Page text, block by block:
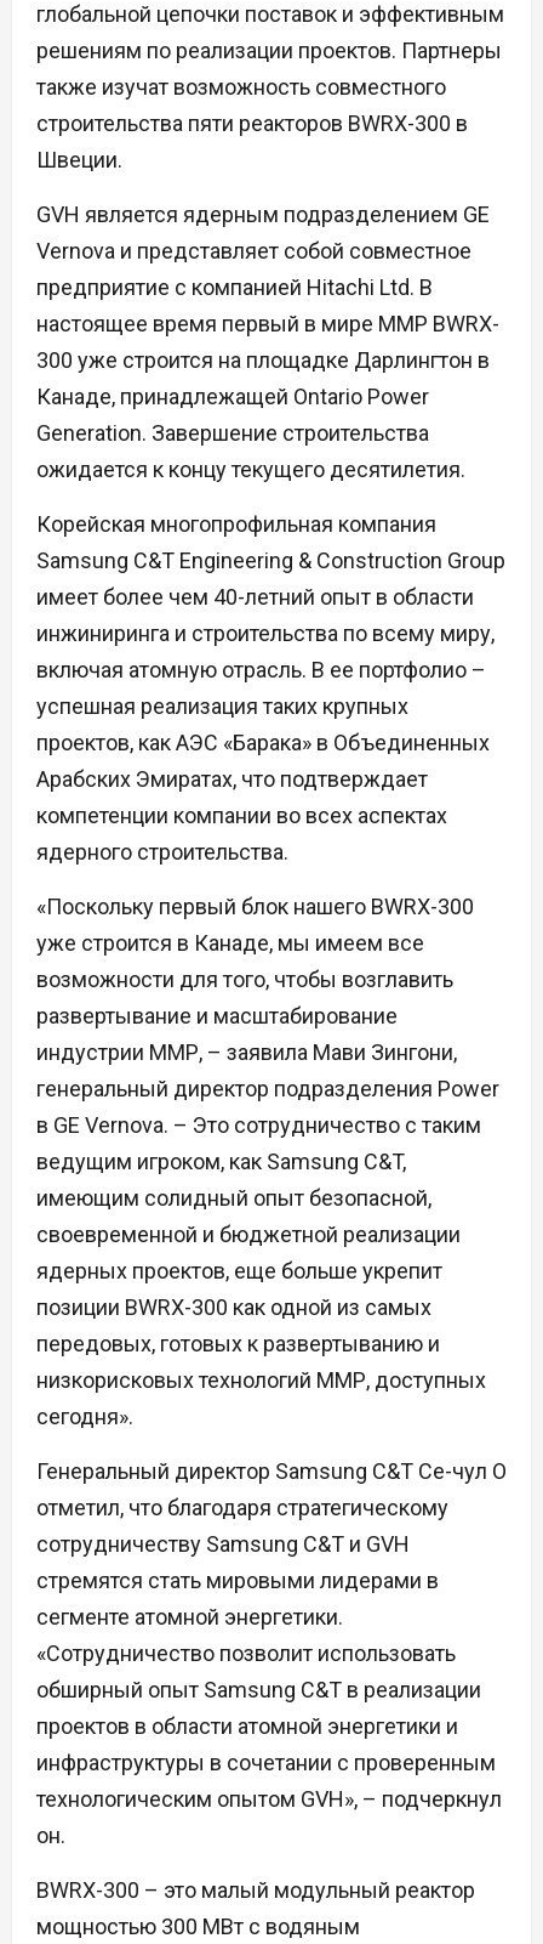
глобальной цепочки поставок и эффективным
решениям по реализации проектов. Партнеры
также изучат возможность совместного
строительства пяти реакторов BWRX-300 в
Швеции.
GVH является ядерным подразделением GE
Vernova и представляет собой совместное
предприятие с компанией Hitachi Ltd. В
настоящее время первый в мире ММР BWRX-
300 уже строится на площадке Дарлингтон в
Канаде, принадлежащей Ontario Power
Generation. Завершение строительства
ожидается к концу текущего десятилетия.
Корейская многопрофильная компания
Samsung C&T Engineering & Construction Group
имеет более чем 40-летний опыт в области
инжиниринга и строительства по всему миру,
включая атомную отрасль. В ее портфолио –
успешная реализация таких крупных
проектов, как АЭС «Барака» в Объединенных
Арабских Эмиратах, что подтверждает
компетенции компании во всех аспектах
ядерного строительства.
«Поскольку первый блок нашего BWRX-300
уже строится в Канаде, мы имеем все
возможности для того, чтобы возглавить
развертывание и масштабирование
индустрии ММР, – заявила Мави Зингони,
генеральный директор подразделения Power
в GE Vernova. – Это сотрудничество с таким
ведущим игроком, как Samsung C&T,
имеющим солидный опыт безопасной,
своевременной и бюджетной реализации
ядерных проектов, еще больше укрепит
позиции BWRX-300 как одной из самых
передовых, готовых к развертыванию и
низкорисковых технологий ММР, доступных
сегодня».
Генеральный директор Samsung C&T Се-чул О
отметил, что благодаря стратегическому
сотрудничеству Samsung C&T и GVH
стремятся стать мировыми лидерами в
сегменте атомной энергетики.
«Сотрудничество позволит использовать
обширный опыт Samsung C&T в реализации
проектов в области атомной энергетики и
инфраструктуры в сочетании с проверенным
технологическим опытом GVH», – подчеркнул
он.
BWRX-300 – это малый модульный реактор
мощностью 300 МВт с водяным